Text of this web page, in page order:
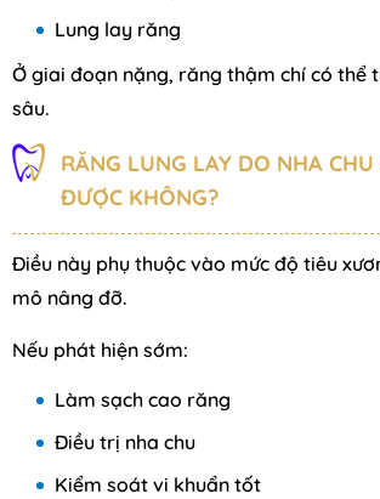
Lung lay răng
Ở giai đoạn nặng, răng thậm chí có thể
sâu.
RĂNG LUNG LAY DO NHA
ĐƯỢC KHÔNG?
Điều này phụ thuộc vào mức độ tiêu
mô nâng đỡ.
Nếu phát hiện sớm:
Làm sạch cao răng
Điều trị nha chu
Kiểm soát vi khuẩn tốt